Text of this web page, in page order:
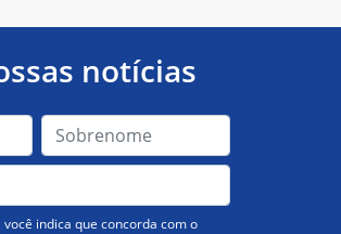
notícias
indica que concorda com o